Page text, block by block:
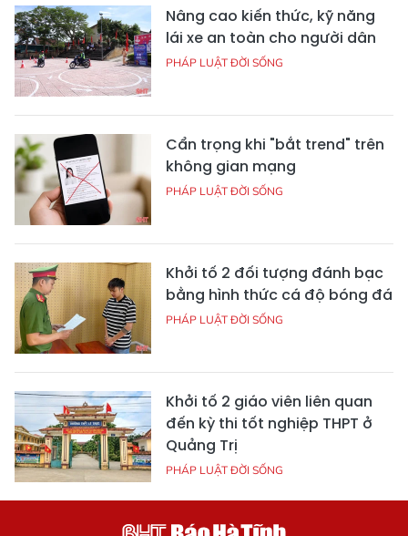
Nâng cao kiến thức, kỹ năng
lái xe an toàn cho người dân
PHÁP LUẬT ĐỜI SỐNG
Cẩn trọng khi "bắt trend" trên
không gian mạng
PHÁP LUẬT ĐỜI SỐNG
Khởi tố 2 đối tượng đánh bạc
bằng hình thức cá độ bóng đá
PHÁP LUẬT ĐỜI SỐNG
Khởi tố 2 giáo viên liên quan
đến kỳ thi tốt nghiệp THPT ở
Quảng Trị
PHÁP LUẬT ĐỜI SỐNG